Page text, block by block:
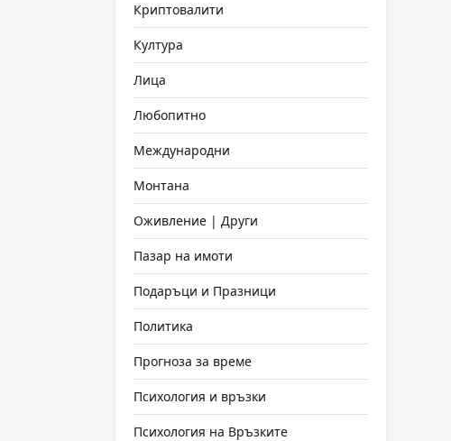
Криптовалити
Култура
Лица
Любопитно
Международни
Монтана
Оживление | Други
Пазар на имоти
Подаръци и Празници
Политика
Прогноза за време
Психология и връзки
Психология на Връзките